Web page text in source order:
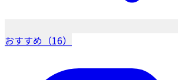
おすすめ（16）